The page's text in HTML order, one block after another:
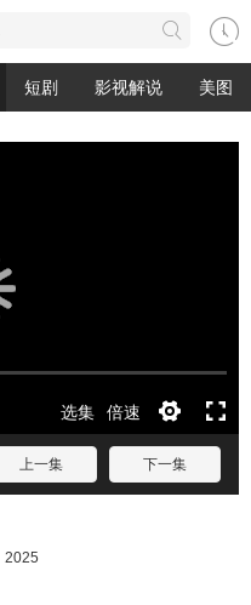
短剧 影视解说 美图
上一集 下一集
2025